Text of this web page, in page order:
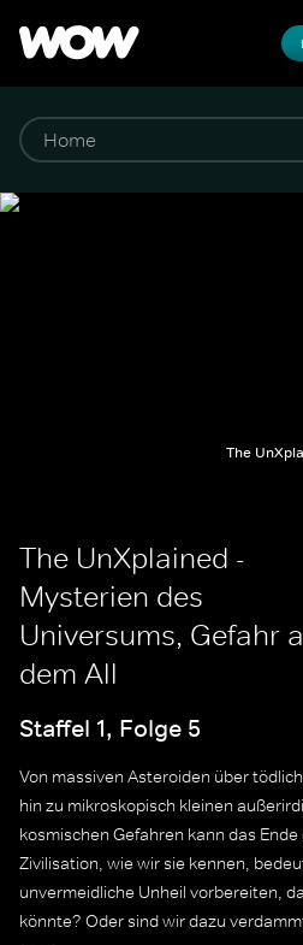
The
The UnXplained -
Mysterien des
Universums, Gefahr
dem All
Staffel 1, Folge 5
Von massiven Asteroiden über
hin zu mikroskopisch kleinen
kosmischen Gefahren kann das
Zivilisation, wie wir sie kennen,
unvermeidliche Unheil vorbereiten,
könnte? Oder sind wir dazu